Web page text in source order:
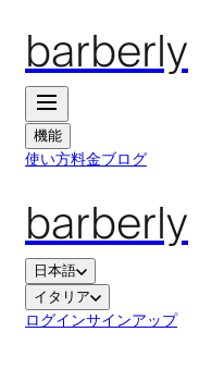
barberly
機能
使い方料金ブログ
barberly
日本語
イタリア
ログインサインアップ